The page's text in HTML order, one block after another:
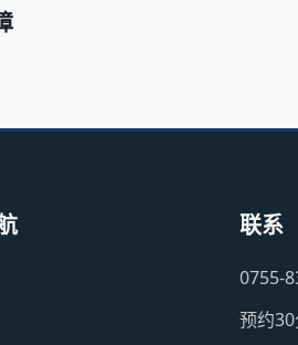
联系
0755-
预约